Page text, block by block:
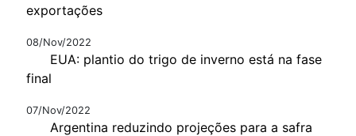
exportações
08/Nov/2022
EUA: plantio do trigo de inverno está na fase
final
07/Nov/2022
Argentina reduzindo projeções para a safra